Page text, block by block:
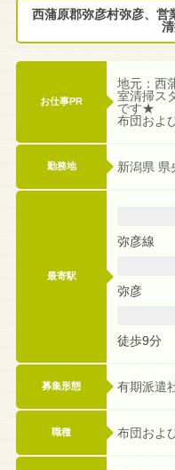
西蒲原郡弥彦村弥彦、営
お仕事PR
地元：西
室清掃ス
です★
布団およ
勤務地 新潟県 県
最寄駅
弥彦線
弥彦
徒歩9分
募集形態 有期派遣
職種 布団およ